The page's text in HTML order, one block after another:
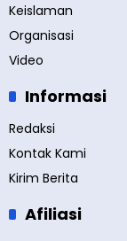
Keislaman
Organisasi
Video
Informasi
Redaksi
Kontak Kami
Kirim Berita
Afiliasi